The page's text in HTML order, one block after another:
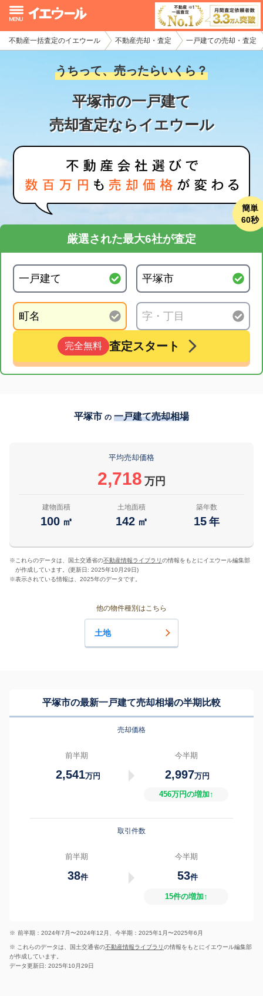
不動産一括査定のイエウール 不動産売却・査定 一戸建ての売却・査定
うちって、売ったらいくら？
平塚市の一戸建て
売却査定ならイエウール
簡単
60秒
厳選された最大6社が査定
完全無料 査定スタート
平塚市 の 一戸建て売却相場
平均売却価格
2,718 万円
建物面積
100 ㎡
土地面積
142 ㎡
築年数
15 年
※ これらのデータは、国土交通省の不動産情報ライブラリの情報をもとにイエウール編集部
が作成しています。(更新日: 2025年10月29日)
※表示されている情報は、2025年のデータです。
他の物件種別はこちら
土地
平塚市の最新一戸建て売却相場の半期比較
売却価格
前半期
2,541万円
今半期
2,997万円
456万円の増加↑
取引件数
前半期
38件
今半期
53件
15件の増加↑
※ 前半期：2024年7月〜2024年12月、今半期：2025年1月〜2025年6月
※ これらのデータは、国土交通省の不動産情報ライブラリの情報をもとにイエウール編集部
が作成しています。
データ更新日: 2025年10月29日
イエウール加盟希望の不動産会社様
初めての方へ
不動産売却の流れ
不動産の売却・一括査定
家査定シミュレーター
お問い合わせ